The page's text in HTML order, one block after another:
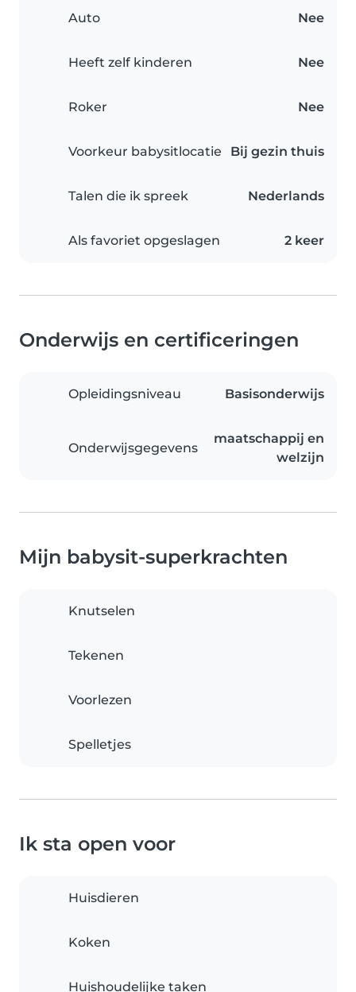
Auto Nee
Heeft zelf kinderen Nee
Roker Nee
Voorkeur babysitlocatie Bij gezin thuis
Talen die ik spreek Nederlands
Als favoriet opgeslagen 2 keer
Onderwijs en certificeringen
Opleidingsniveau Basisonderwijs
Onderwijsgegevens
maatschappij en
welzijn
Mijn babysit-superkrachten
Knutselen
Tekenen
Voorlezen
Spelletjes
Ik sta open voor
Huisdieren
Koken
Huishoudelijke taken